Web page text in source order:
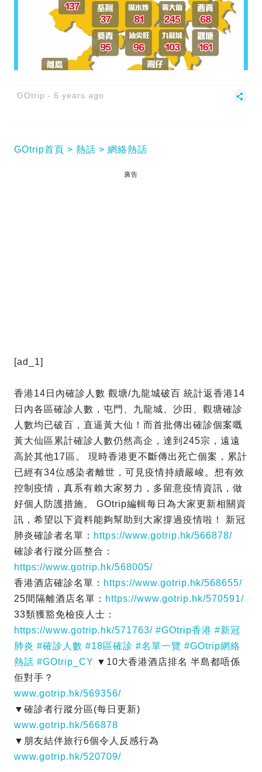
GOtrip 6 years ago
GOtrip首頁 熱話 網絡熱話
廣告
[ad_1]
香港14日內確診人數 觀塘/九龍城破百 統計返香港14
日內各區確診人數，屯門、九龍城、沙田、觀塘確診
人數均已破百，直逼黃大仙！而首批傳出確診個案嘅
黃大仙區累計確診人數仍然高企，達到245宗，遠遠
高於其他17區。 現時香港更不斷傳出死亡個案，累計
已經有34位感染者離世，可見疫情持續嚴峻。想有效
控制疫情，真系有賴大家努力，多留意疫情資訊，做
好個人防護措施。 GOtrip編輯每日為大家更新相關資
訊，希望以下資料能夠幫助到大家撐過疫情啦！ 新冠
肺炎確診者名單： https://www.gotrip.hk/566878/
確診者行蹤分區整合：
https://www.gotrip.hk/568005/
香港酒店確診名單： https://www.gotrip.hk/568655/
25間隔離酒店名單： https://www.gotrip.hk/570591/
33類獲豁免檢疫人士：
https://www.gotrip.hk/571763/ #GOtrip香港 #新冠
肺炎 #確診人數 #18區確診 #名單一覽 #GOtrip網絡
熱話 #GOtrip_CY ▼10大香港酒店排名 半島都唔係
佢對手？
www.gotrip.hk/569356/
▼確診者行蹤分區(每日更新)
www.gotrip.hk/566878
▼朋友結伴旅行6個令人反感行為
www.gotrip.hk/520709/